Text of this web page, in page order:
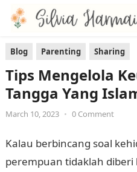
Blog Parenting Sharing
Tips Mengelola
Tangga Yang
March 10, 2023 • 0 Comment
Kalau berbincang soal
perempuan tidaklah